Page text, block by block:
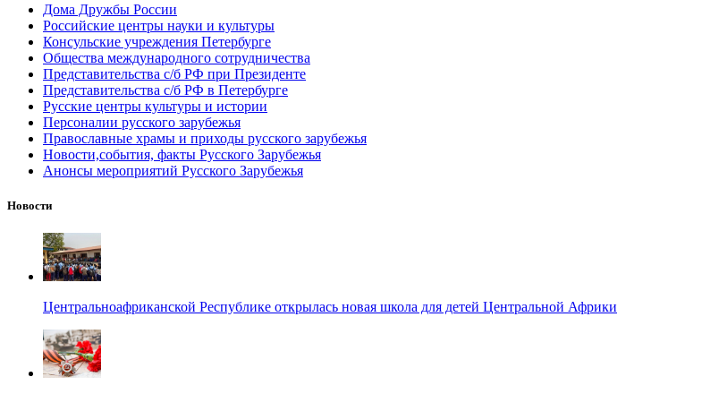
Дома Дружбы России
Российские центры науки и культуры
Консульские учреждения Петербурге
Общества международного сотрудничества
Представительства с/б РФ при Президенте
Представительства с/б РФ в Петербурге
Русские центры культуры и истории
Персоналии русского зарубежья
Православные храмы и приходы русского зарубежья
Новости,события, факты Русского Зарубежья
Анонсы мероприятий Русского Зарубежья
Новости
Центральноафриканской Республике открылась новая школа для детей Центральной Африки